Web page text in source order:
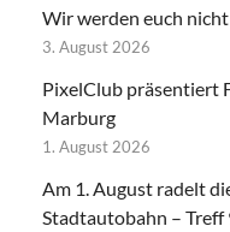
Wir werden euch
3. August 2026
PixelClub präsentiert
Marburg
1. August 2026
Am 1. August radelt
Stadtautobahn – Treff